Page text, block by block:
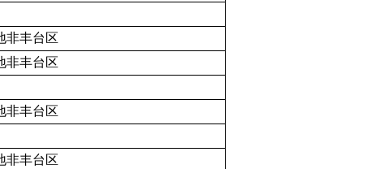
非丰台区
非丰台区
非丰台区
非丰台区